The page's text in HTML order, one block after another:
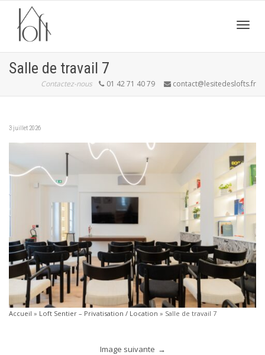
Salle de travail 7
Contactez-nous 01 42 71 40 79 contact@lesitedeslofts.fr
3 juillet 2026
Accueil » Loft Sentier – Privatisation / Location » Salle de travail 7
Image suivante